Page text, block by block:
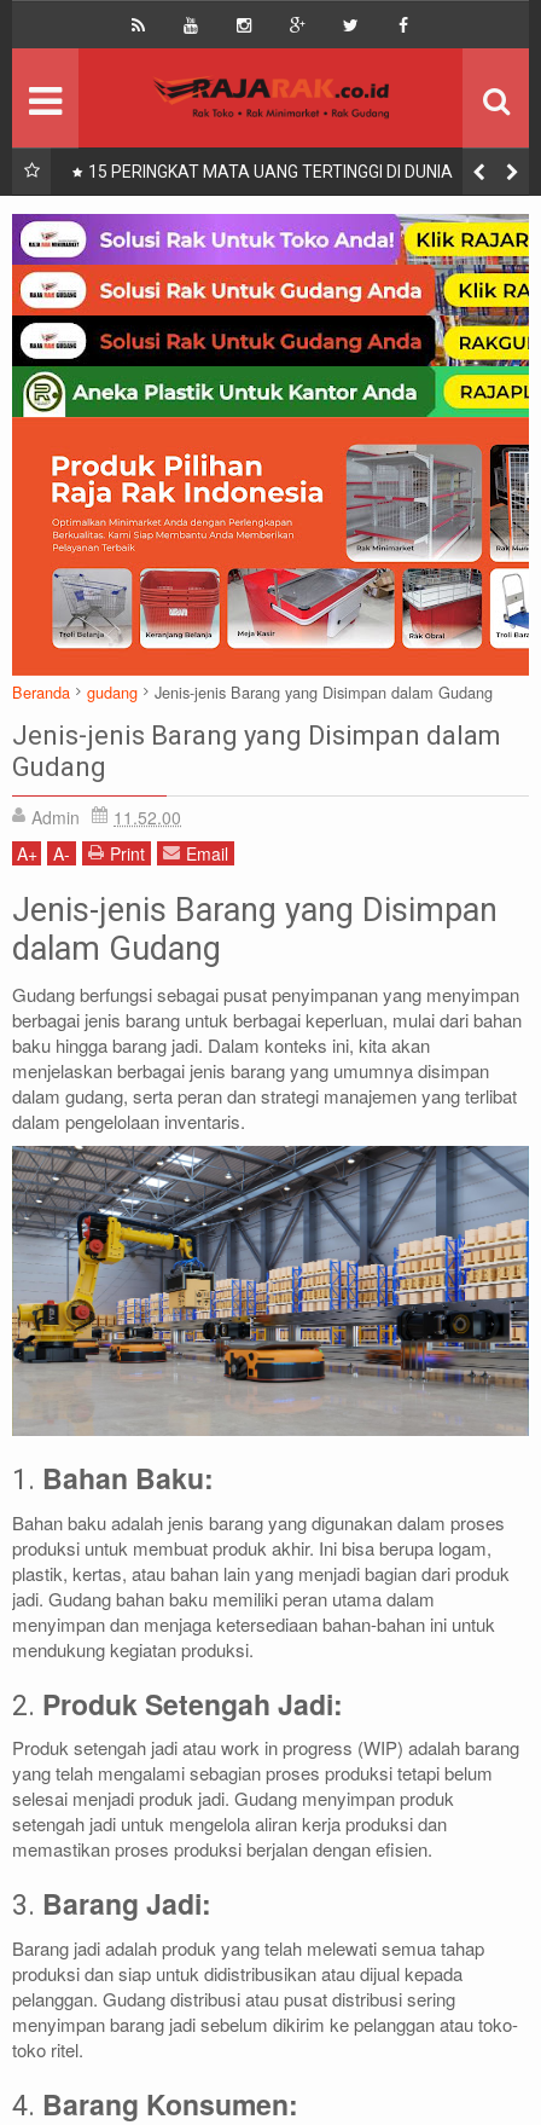
UKURAN KASUR 90x200, 100x200, 120x200, 140x200,
160x200, 180x200 | FUNGSI, MANFAAT DAN KEGUNAAN
Beranda gudang Jenis-jenis Barang yang Disimpan dalam Gudang
Jenis-jenis Barang yang Disimpan dalam
Gudang
Admin
11.52.00
A+ A- Print Email
Jenis-jenis Barang yang Disimpan
dalam Gudang
Gudang berfungsi sebagai pusat penyimpanan yang menyimpan
berbagai jenis barang untuk berbagai keperluan, mulai dari bahan
baku hingga barang jadi. Dalam konteks ini, kita akan
menjelaskan berbagai jenis barang yang umumnya disimpan
dalam gudang, serta peran dan strategi manajemen yang terlibat
dalam pengelolaan inventaris.
1. Bahan Baku:
Bahan baku adalah jenis barang yang digunakan dalam proses
produksi untuk membuat produk akhir. Ini bisa berupa logam,
plastik, kertas, atau bahan lain yang menjadi bagian dari produk
jadi. Gudang bahan baku memiliki peran utama dalam
menyimpan dan menjaga ketersediaan bahan-bahan ini untuk
mendukung kegiatan produksi.
2. Produk Setengah Jadi:
Produk setengah jadi atau work in progress (WIP) adalah barang
yang telah mengalami sebagian proses produksi tetapi belum
selesai menjadi produk jadi. Gudang menyimpan produk
setengah jadi untuk mengelola aliran kerja produksi dan
memastikan proses produksi berjalan dengan efisien.
3. Barang Jadi:
Barang jadi adalah produk yang telah melewati semua tahap
produksi dan siap untuk didistribusikan atau dijual kepada
pelanggan. Gudang distribusi atau pusat distribusi sering
menyimpan barang jadi sebelum dikirim ke pelanggan atau toko-
toko ritel.
4. Barang Konsumen:
Beranda
Kontak About Us
Rak Gudang Rak besi/Rak pallet
Rak Minimarket Supermarket
Produk Lain Peralatan Toko Dll
Artikel Retail & Logistik